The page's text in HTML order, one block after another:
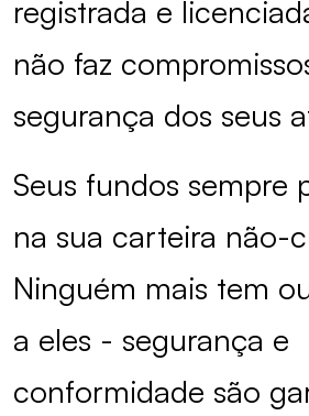
registrada e
não faz
segurança dos seus
Seus fundos sempre
na sua carteira não-
Ninguém mais tem
a eles - segurança e
conformidade são